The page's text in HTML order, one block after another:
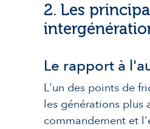
2. Les
Le rapport à
L'un des points de
les générations plus
commandement et